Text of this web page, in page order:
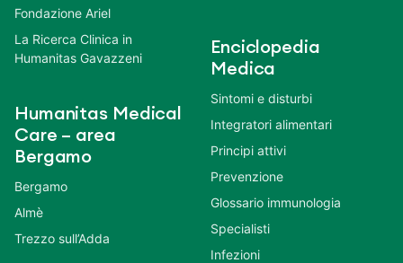
Fondazione Ariel
La Ricerca Clinica in
Humanitas Gavazzeni
Humanitas Medical
Care – area
Bergamo
Bergamo
Almè
Trezzo sull’Adda
Enciclopedia
Medica
Sintomi e disturbi
Integratori alimentari
Principi attivi
Prevenzione
Glossario immunologia
Specialisti
Infezioni